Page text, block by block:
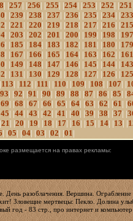
| |257| |256| |255| |254| |253| |252| |251
| |239| |238| |237| |236| |235| |234| |233
| |221| |220| |219| |218| |217| |216| |215
| |203| |202| |201| |200| |199| |198| |197
| |185| |184| |183| |182| |181| |180| |179
| |167| |166| |165| |164| |163| |162| |161
| |149| |148| |147| |146| |145| |144| |143
| |131| |130| |129| |128| |127| |126| |125
113| |112| |111| |110| |109| |108| |107| |
93| |92| |91| |90| |89| |88| |87| |86| |85| |
69| |68| |67| |66| |65| |64| |63| |62| |61| |
45| |44| |43| |42| |41| |40| |39| |38| |37| |
21| |20| |19| |18| |17| |16| |15| |14| |13| |
| |05| |04| |03| |02| |01|
размещается на правах рекламы:
День разоблачения. Вершина.
Зловещие мертвецы: Пекло. Долина
год - 83 стр., про интернет и